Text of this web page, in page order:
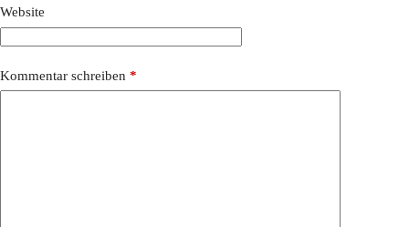
Website
Kommentar schreiben *